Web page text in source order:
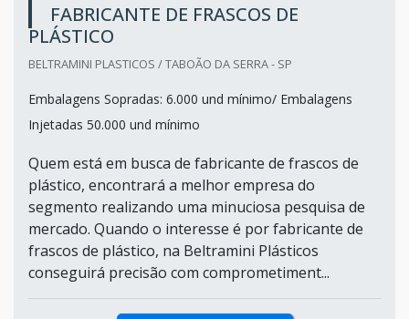
FABRICANTE DE FRASCOS DE
PLÁSTICO
BELTRAMINI PLASTICOS / TABOÃO DA SERRA - SP
Embalagens Sopradas: 6.000 und mínimo/ Embalagens
Injetadas 50.000 und mínimo
Quem está em busca de fabricante de frascos de
plástico, encontrará a melhor empresa do
segmento realizando uma minuciosa pesquisa de
mercado. Quando o interesse é por fabricante de
frascos de plástico, na Beltramini Plásticos
conseguirá precisão com comprometiment...